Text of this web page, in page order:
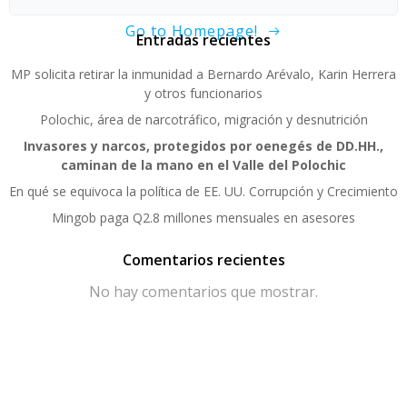
Go to Homepage!
Entradas recientes
MP solicita retirar la inmunidad a Bernardo Arévalo, Karin Herrera
y otros funcionarios
Polochic, área de narcotráfico, migración y desnutrición
Invasores y narcos, protegidos por oenegés de DD.HH.,
caminan de la mano en el Valle del Polochic
En qué se equivoca la política de EE. UU. Corrupción y Crecimiento
Mingob paga Q2.8 millones mensuales en asesores
Comentarios recientes
No hay comentarios que mostrar.